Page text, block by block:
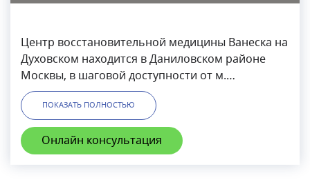
Центр восстановительной медицины Ванеска на
Духовском находится в Даниловском районе
Москвы, в шаговой доступности от м.
Тульская.Специализируется на реабилитации и
восстановлении функций организма после
перенесенных заболеваний.В центре Ванеска
ведут прием такие специалисты, как:
эндокринолог, врач спортивной медицины и
ПОКАЗАТЬ ПОЛНОСТЬЮ
Онлайн консультация